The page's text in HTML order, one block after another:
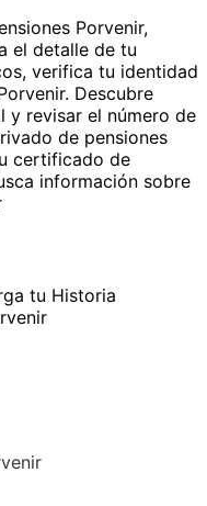
Porvenir,
el detalle de tu
verifica tu identidad
Descubre
y revisar el número de
de pensiones
certificado de
información sobre
tu Historia